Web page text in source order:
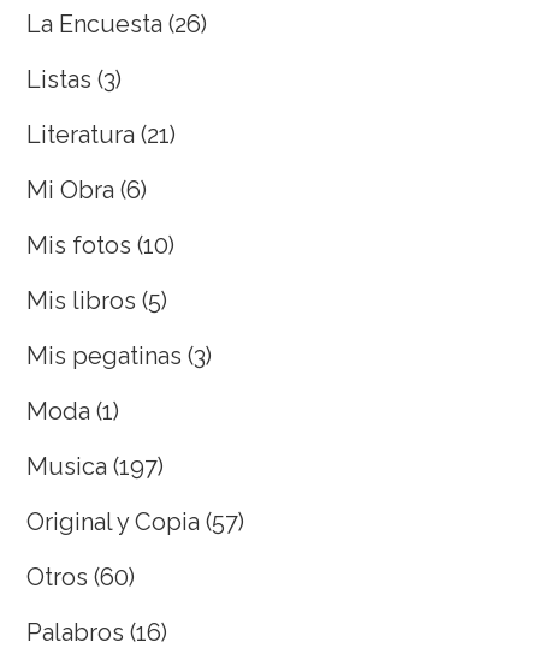
La Encuesta (26)
Listas (3)
Literatura (21)
Mi Obra (6)
Mis fotos (10)
Mis libros (5)
Mis pegatinas (3)
Moda (1)
Musica (197)
Original y Copia (57)
Otros (60)
Palabros (16)